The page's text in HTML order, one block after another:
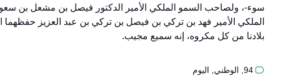
سوء-، ولصاحب السمو الملكي الأمير الدكتور فيصل بن مشعل بن
الملكي الأمير فهد بن تركي بن فيصل بن تركي بن عبد العزيز حفظهما
بلادنا من كل مكروه، إنه سميع مجيب.
94 الوطني اليوم